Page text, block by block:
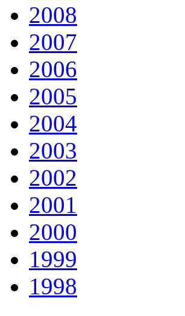
2008
2007
2006
2005
2004
2003
2002
2001
2000
1999
1998